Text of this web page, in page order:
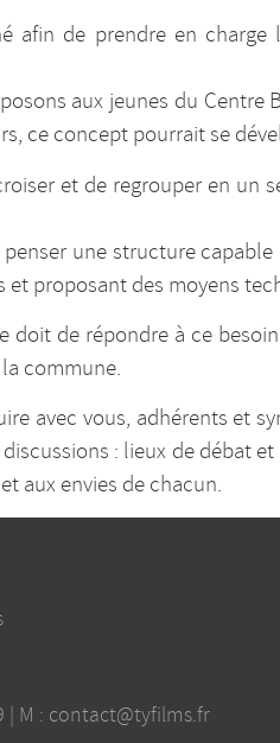
afin de prendre en
aux jeunes du
ce concept pourrait se
et de regrouper en un
une structure
proposant des moyens
doit de répondre à ce
commune.
avec vous, adhérents et
: lieux de débat
aux envies de chacun.
| M : contact@tyfilms.fr